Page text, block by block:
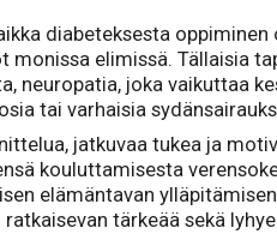
diabeteksesta
elimissä. Tällaisia
neuropatia, joka vaikuttaa
tai varhaisia
jatkuvaa tukea ja
kouluttamisesta
elämäntavan
tärkeää sekä